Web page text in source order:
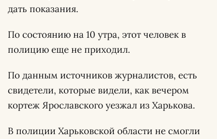
дать показания.
По состоянию на 10 утра, этот человек в
полицию еще не приходил.
По данным источников журналистов, есть
свидетели, которые видели, как вечером
кортеж Ярославского уезжал из Харькова.
В полиции Харьковской области не смогли